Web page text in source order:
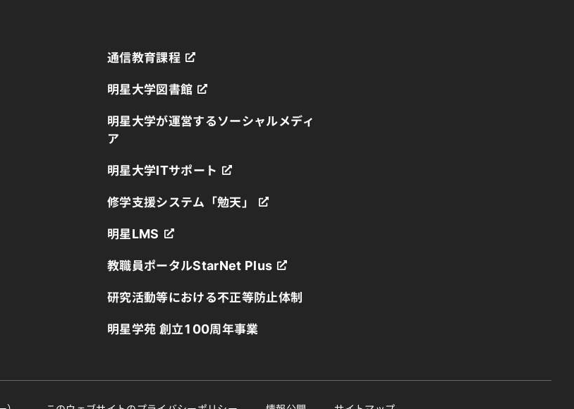
通信教育課程
明星大学図書館
明星大学が運営するソーシャルメディ
ア
明星大学ITサポート
修学支援システム「勉天」
明星LMS
教職員ポータルStarNet Plus
研究活動等における不正等防止体制
明星学苑 創立100周年事業